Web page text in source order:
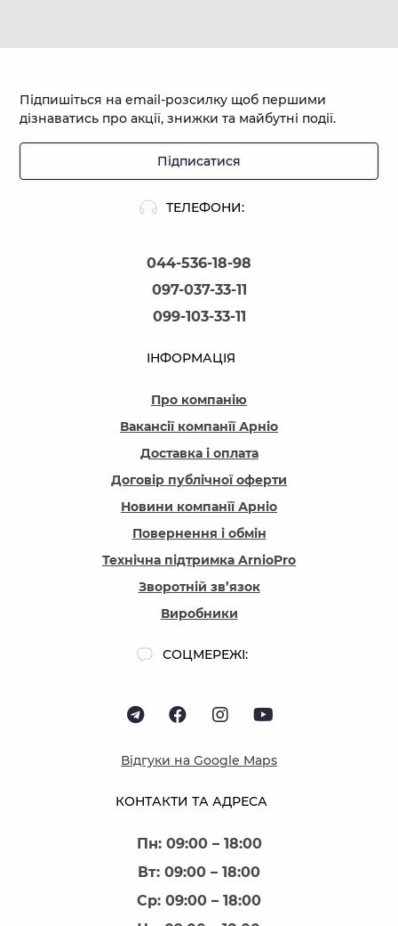
ТЕЛЕФОНИ:
044-536-18-98
097-037-33-11
099-103-33-11
Підпишіться на email-розсилку щоб першими
дізнаватись про акції, знижки та майбутні події.
Підписатися
КОНТАКТИ ТА АДРЕСА
Пн: 09:00 – 18:00
Вт: 09:00 – 18:00
Ср: 09:00 – 18:00
ІНФОРМАЦІЯ
Про компанію
Вакансії компанїї Арніо
Доставка і оплата
Договір публічної оферти
Новини компанїї Арніо
Повернення і обмін
Технічна підтримка ArnioPro
Зворотній зв’язок
Виробники
СОЦМЕРЕЖІ:
Відгуки на Google Maps